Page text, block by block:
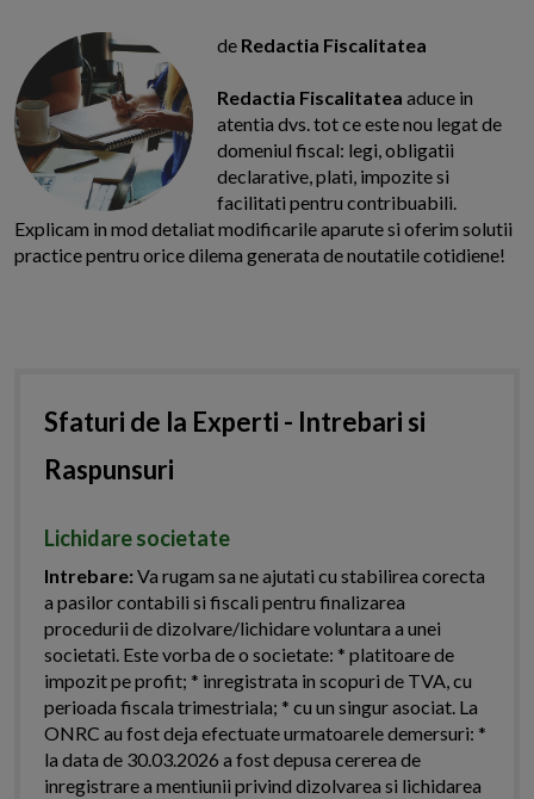
de Redactia Fiscalitatea
Redactia Fiscalitatea aduce in
atentia dvs. tot ce este nou legat de
domeniul fiscal: legi, obligatii
declarative, plati, impozite si
facilitati pentru contribuabili.
Explicam in mod detaliat modificarile aparute si oferim solutii
practice pentru orice dilema generata de noutatile cotidiene!
Sfaturi de la Experti - Intrebari si
Raspunsuri
Lichidare societate
Intrebare:Va rugam sa ne ajutati cu stabilirea corecta
a pasilor contabili si fiscali pentru finalizarea
procedurii de dizolvare/lichidare voluntara a unei
societati. Este vorba de o societate: * platitoare de
impozit pe profit; * inregistrata in scopuri de TVA, cu
perioada fiscala trimestriala; * cu un singur asociat. La
ONRC au fost deja efectuate urmatoarele demersuri: *
la data de 30.03.2026 a fost depusa cererea de
inregistrare a mentiunii privind dizolvarea si lichidarea